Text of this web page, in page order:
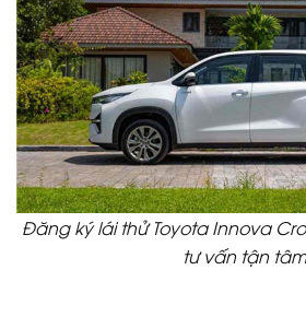
Đăng ký lái thử Toyota Innova
tư vấn tận tâm